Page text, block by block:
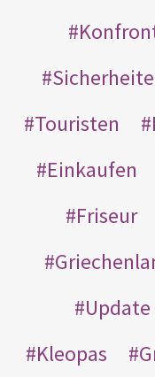
Touristen
Einkaufen
Friseur
Update
Kleopas